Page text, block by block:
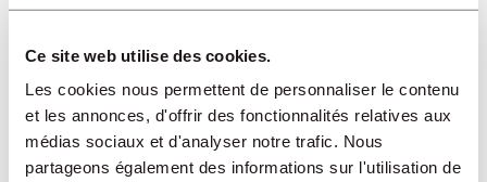
Ce site web utilise des cookies.
Les cookies nous permettent de personnaliser le contenu
et les annonces, d'offrir des fonctionnalités relatives aux
médias sociaux et d'analyser notre trafic. Nous
partageons également des informations sur l'utilisation de
TIPO
LINGUA